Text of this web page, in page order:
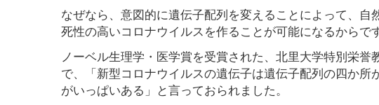
なぜなら、意図的に遺伝子配列を変えることによって、
死性の高いコロナウイルスを作ることが可能になるからです
ノーベル生理学・医学賞を受賞された、北里大学特別栄
で、「新型コロナウイルスの遺伝子は遺伝子配列の四か
がいっぱいある」と言っておられました。